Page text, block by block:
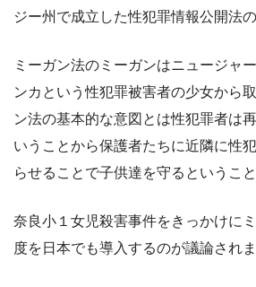
ジー州で成立した性犯罪情報公開法の
ミーガン法のミーガンはニュージャ
ンカという性犯罪被害者の少女から
ン法の基本的な意図とは性犯罪者は
いうことから保護者たちに近隣に性
らせることで子供達を守るということ
奈良小１女児殺害事件をきっかけに
度を日本でも導入するのが議論されま